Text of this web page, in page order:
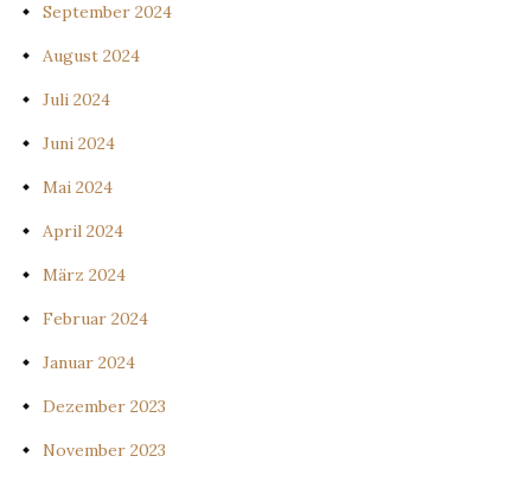
September 2024
August 2024
Juli 2024
Juni 2024
Mai 2024
April 2024
März 2024
Februar 2024
Januar 2024
Dezember 2023
November 2023